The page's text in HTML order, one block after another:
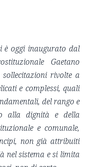
è oggi inaugurato dal
Gaetano
rivolte a
e complessi, quali
del rango e
alla dignità e della
e comunale,
non già attribuiti
nel sistema e si limita